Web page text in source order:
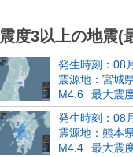
震度3以上の地震(
発生時刻：08
震源地：宮城
M4.6
最大震
発生時刻：08
震源地：熊本
M4.4
最大震